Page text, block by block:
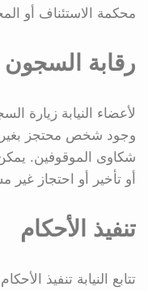
محكمة الاستئناف أو
رقابة السجون
لأعضاء النيابة زيارة
وجود شخص محتجز
شكاوى الموقوفين.
أو تأخير أو احتجاز غير
تنفيذ الأحكام
تتابع النيابة تنفيذ